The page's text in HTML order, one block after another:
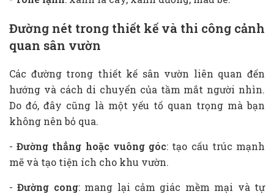
Đường nét trong thiết kế và thi công cảnh
quan sân vườn
Các đường trong thiết kế sân vườn liên quan đến
hướng và cách di chuyển của tầm mắt người nhìn.
Do đó, đây cũng là một yếu tố quan trọng mà bạn
không nên bỏ qua.
-Đường thẳng hoặc vuông góc: tạo cấu trúc mạnh
mẽ và tạo tiện ích cho khu vườn.
-Đường cong: mang lại cảm giác mềm mại và tự